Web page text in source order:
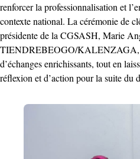
renforcer la professionnalisation et
contexte national. La cérémonie de
présidente de la CGSASH, Marie
TIENDREBEOGO/KALENZAGA,
d’échanges enrichissants, tout en
réflexion et d’action pour la suite du